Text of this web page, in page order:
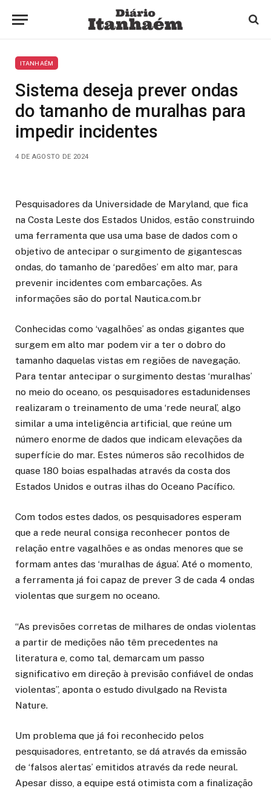
ITANHAÉM
Sistema deseja prever ondas
do tamanho de muralhas para
impedir incidentes
4 DE AGOSTO DE 2024
Pesquisadores da Universidade de Maryland, que fica
na Costa Leste dos Estados Unidos, estão construindo
uma ferramenta que usa uma base de dados com o
objetivo de antecipar o surgimento de gigantescas
ondas, do tamanho de ‘paredões’ em alto mar, para
prevenir incidentes com embarcações. As
informações são do portal Nautica.com.br
Conhecidas como ‘vagalhões’ as ondas gigantes que
surgem em alto mar podem vir a ter o dobro do
tamanho daquelas vistas em regiões de navegação.
Para tentar antecipar o surgimento destas ‘muralhas’
no meio do oceano, os pesquisadores estadunidenses
realizaram o treinamento de uma ‘rede neural’, algo
similar a uma inteligência artificial, que reúne um
número enorme de dados que indicam elevações da
superfície do mar. Estes números são recolhidos de
quase 180 boias espalhadas através da costa dos
Estados Unidos e outras ilhas do Oceano Pacífico.
Com todos estes dados, os pesquisadores esperam
que a rede neural consiga reconhecer pontos de
relação entre vagalhões e as ondas menores que se
formam antes das ‘muralhas de água’. Até o momento,
a ferramenta já foi capaz de prever 3 de cada 4 ondas
violentas que surgem no oceano.
“As previsões corretas de milhares de ondas violentas
a partir de medições não têm precedentes na
literatura e, como tal, demarcam um passo
significativo em direção à previsão confiável de ondas
violentas”, aponta o estudo divulgado na Revista
Nature.
Um problema que já foi reconhecido pelos
pesquisadores, entretanto, se dá através da emissão
de ‘falsos alertas’ emitidos através da rede neural.
Apesar disso, a equipe está otimista com a finalização